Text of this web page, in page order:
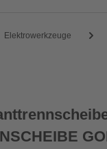
Elektrowerkzeuge